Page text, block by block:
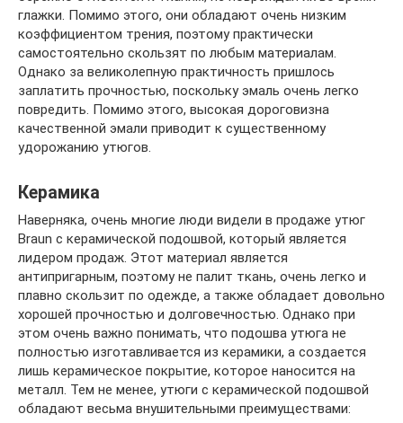
глажки. Помимо этого, они обладают очень низким
коэффициентом трения, поэтому практически
самостоятельно скользят по любым материалам.
Однако за великолепную практичность пришлось
заплатить прочностью, поскольку эмаль очень легко
повредить. Помимо этого, высокая дороговизна
качественной эмали приводит к существенному
удорожанию утюгов.
Керамика
Наверняка, очень многие люди видели в продаже утюг
Braun с керамической подошвой, который является
лидером продаж. Этот материал является
антипригарным, поэтому не палит ткань, очень легко и
плавно скользит по одежде, а также обладает довольно
хорошей прочностью и долговечностью. Однако при
этом очень важно понимать, что подошва утюга не
полностью изготавливается из керамики, а создается
лишь керамическое покрытие, которое наносится на
металл. Тем не менее, утюги с керамической подошвой
обладают весьма внушительными преимуществами: